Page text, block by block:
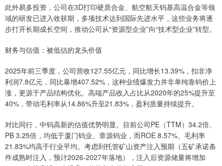
此外易多投资，公司在3D打印硬质合金、航空航天钨基高温合金等领
域的研发已进入收获期，多项技术达到国际先进水平，这些业务将逐
步打开长期成长空间，推动公司从“资源型企业”向“技术型企业”转型。
财务与估值：被低估的龙头价值
2025年前三季度，公司营收127.55亿元，同比增长13.39%，扣非净
利润7.8亿元，同比暴增407.52%，这种业绩爆发力并非单纯靠钨价上
涨，更源于产品结构优化。高端产品收入占比从2020年的25%提升至
40%，带动毛利率从14.86%升至21.83%，盈利质量持续提升。
对比同行，中钨高新的估值优势明显。目前公司PE（TTM）34.2倍、
PB 3.25倍，均低于厦门钨业、章源钨业，而ROE 8.57%、毛利率
21.83%均高于行业平均。考虑到托管矿山资产注入预期（五矿承诺条
件成熟时注入，预计2026-2027年落地），注入后资源储量将增加